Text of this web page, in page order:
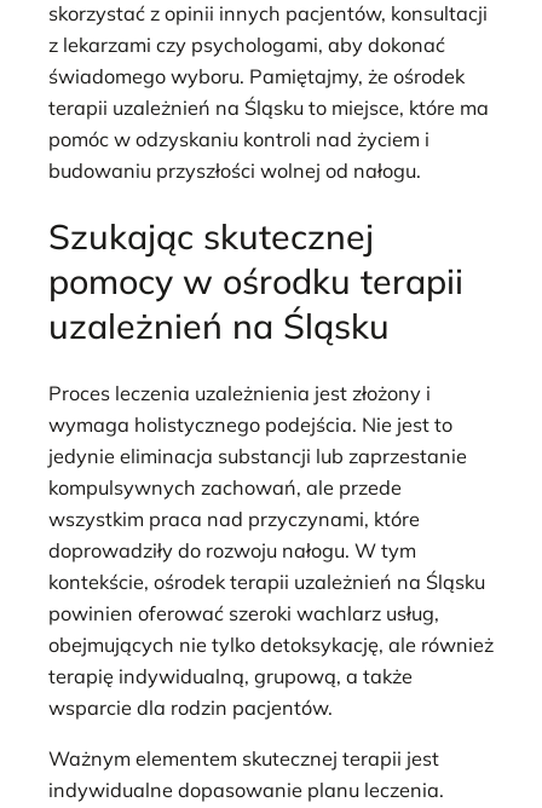
skorzystać z opinii innych pacjentów, konsultacji
z lekarzami czy psychologami, aby dokonać
świadomego wyboru. Pamiętajmy, że ośrodek
terapii uzależnień na Śląsku to miejsce, które ma
pomóc w odzyskaniu kontroli nad życiem i
budowaniu przyszłości wolnej od nałogu.
Szukając skutecznej
pomocy w ośrodku terapii
uzależnień na Śląsku
Proces leczenia uzależnienia jest złożony i
wymaga holistycznego podejścia. Nie jest to
jedynie eliminacja substancji lub zaprzestanie
kompulsywnych zachowań, ale przede
wszystkim praca nad przyczynami, które
doprowadziły do rozwoju nałogu. W tym
kontekście, ośrodek terapii uzależnień na Śląsku
powinien oferować szeroki wachlarz usług,
obejmujących nie tylko detoksykację, ale również
terapię indywidualną, grupową, a także
wsparcie dla rodzin pacjentów.
Ważnym elementem skutecznej terapii jest
indywidualne dopasowanie planu leczenia.